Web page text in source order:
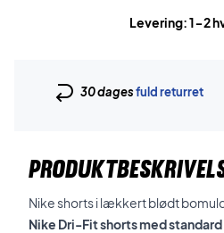
Levering: 1-2
30 dagesfuld returret
Nike shorts i lækkert blødt
Nike Dri-Fit shorts med